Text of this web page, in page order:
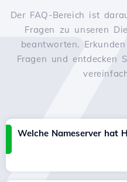
Der FAQ-Bereich ist
Fragen zu unseren
beantworten.
Fragen und entdecken
Welche Nameserver hat